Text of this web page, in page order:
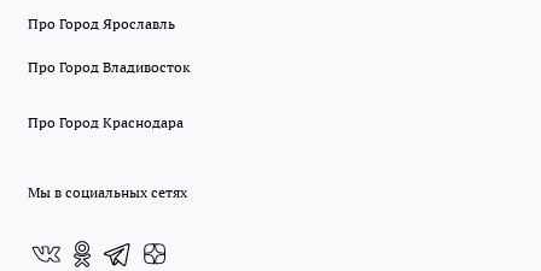
Про Город Ярославль
Про Город Владивосток
Про Город Краснодара
Мы в социальных сетях